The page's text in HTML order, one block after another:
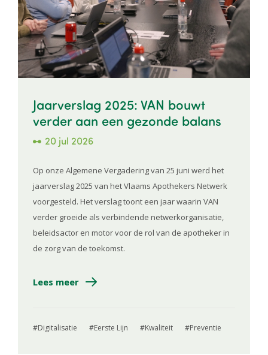
Jaarverslag 2025: VAN bouwt
verder aan een gezonde balans
20 jul 2026
Op onze Algemene Vergadering van 25 juni werd het
jaarverslag 2025 van het Vlaams Apothekers Netwerk
voorgesteld. Het verslag toont een jaar waarin VAN
verder groeide als verbindende netwerkorganisatie,
beleidsactor en motor voor de rol van de apotheker in
de zorg van de toekomst.
Lees meer
Digitalisatie Eerste Lijn Kwaliteit Preventie